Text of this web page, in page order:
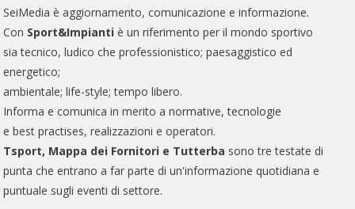
SeiMedia è aggiornamento, comunicazione e informazione.
Con Sport&Impianti è un riferimento per il mondo sportivo
sia tecnico, ludico che professionistico; paesaggistico ed
energetico;
ambientale; life-style; tempo libero.
Informa e comunica in merito a normative, tecnologie
e best practises, realizzazioni e operatori.
Tsport, Mappa dei Fornitori e Tutterba sono tre testate di
punta che entrano a far parte di un'informazione quotidiana e
puntuale sugli eventi di settore.